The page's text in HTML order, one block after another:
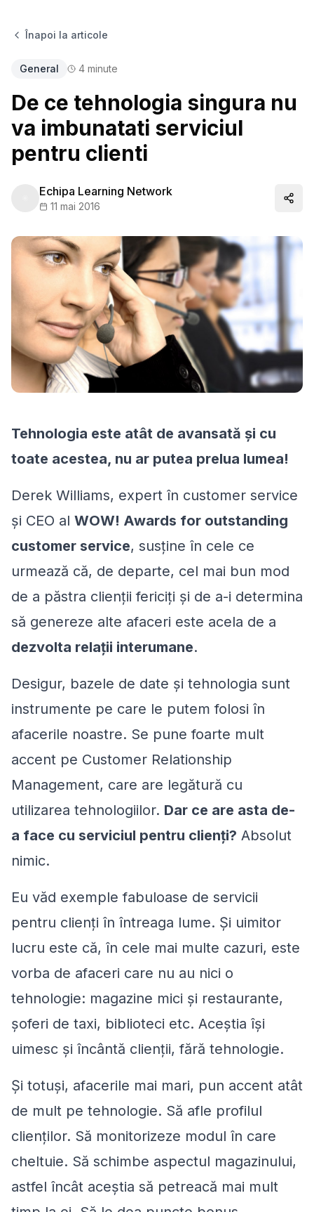
Înapoi la articole
General 4 minute
De ce tehnologia singura nu
va imbunatati serviciul
pentru clienti
Echipa Learning Network
11 mai 2016
Tehnologia este atât de avansată și cu
toate acestea, nu ar putea prelua lumea!
Derek Williams, expert în customer service
și CEO al WOW! Awards for outstanding
customer service, susține în cele ce
urmează că, de departe, cel mai bun mod
de a păstra clienții fericiți și de a-i determina
să genereze alte afaceri este acela de a
dezvolta relații interumane.
Desigur, bazele de date și tehnologia sunt
instrumente pe care le putem folosi în
afacerile noastre. Se pune foarte mult
accent pe Customer Relationship
Management, care are legătură cu
utilizarea tehnologiilor. Dar ce are asta de-
a face cu serviciul pentru clienți? Absolut
nimic.
Eu văd exemple fabuloase de servicii
pentru clienți în întreaga lume. Și uimitor
lucru este că, în cele mai multe cazuri, este
vorba de afaceri care nu au nici o
tehnologie: magazine mici și restaurante,
șoferi de taxi, biblioteci etc. Aceștia își
uimesc și încântă clienții, fără tehnologie.
Și totuși, afacerile mai mari, pun accent atât
de mult pe tehnologie. Să afle profilul
clienților. Să monitorizeze modul în care
cheltuie. Să schimbe aspectul magazinului,
astfel încât aceștia să petreacă mai mult